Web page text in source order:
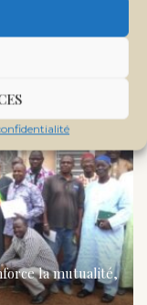
la mutualité,